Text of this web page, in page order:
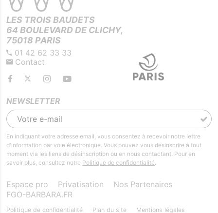
LES TROIS BAUDETS
64 BOULEVARD DE CLICHY,
75018 PARIS
01 42 62 33 33
Contact
Espace pro Privatisation
Nos Partenaires
FGO-BARBARA.FR
NEWSLETTER
En indiquant votre adresse email, vous consentez à recevoir notre lettre
d'information par voie électronique. Vous pouvez vous désinscrire à tout
moment via les liens de désinscription ou en nous contactant. Pour en
savoir plus, consultez notre Politique de confidentialité
Politique de confidentialité Plan du site Mentions légales